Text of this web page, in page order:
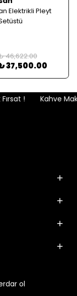
Elektrikli Pleyt
46,622.00
37,500.00
! Kahve
ol